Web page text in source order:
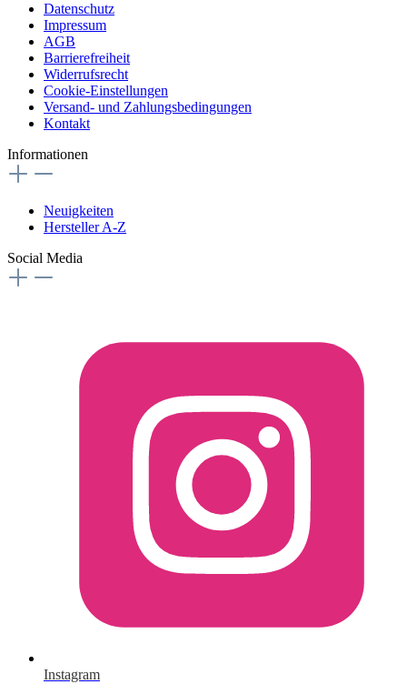
Datenschutz
Impressum
AGB
Barrierefreiheit
Widerrufsrecht
Cookie-Einstellungen
Versand- und Zahlungsbedingungen
Kontakt
Informationen
Neuigkeiten
Hersteller A-Z
Social Media
Instagram